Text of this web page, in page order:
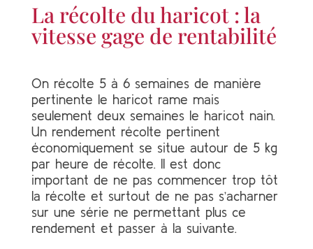
La récolte du haricot : la
vitesse gage de rentabilité
On récolte 5 à 6 semaines de manière
pertinente le haricot rame mais
seulement deux semaines le haricot nain.
Un rendement récolte pertinent
économiquement se situe autour de 5 kg
par heure de récolte. Il est donc
important de ne pas commencer trop tôt
la récolte et surtout de ne pas s’acharner
sur une série ne permettant plus ce
rendement et passer à la suivante.